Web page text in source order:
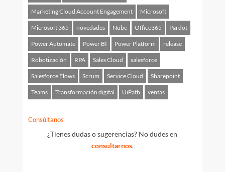
Marketing Cloud Account Engagement Microsoft
Microsoft 365 novedades Nube Office365 Pardot
Power Automate Power BI Power Platform release
Robotización RPA Sales Cloud salesforce
Salesforce Flows Scrum Service Cloud Sharepoint
Teams Transformación digital UiPath ventas
Consúltanos
¿Tienes dudas o sugerencias? No dudes en
consultarnos.